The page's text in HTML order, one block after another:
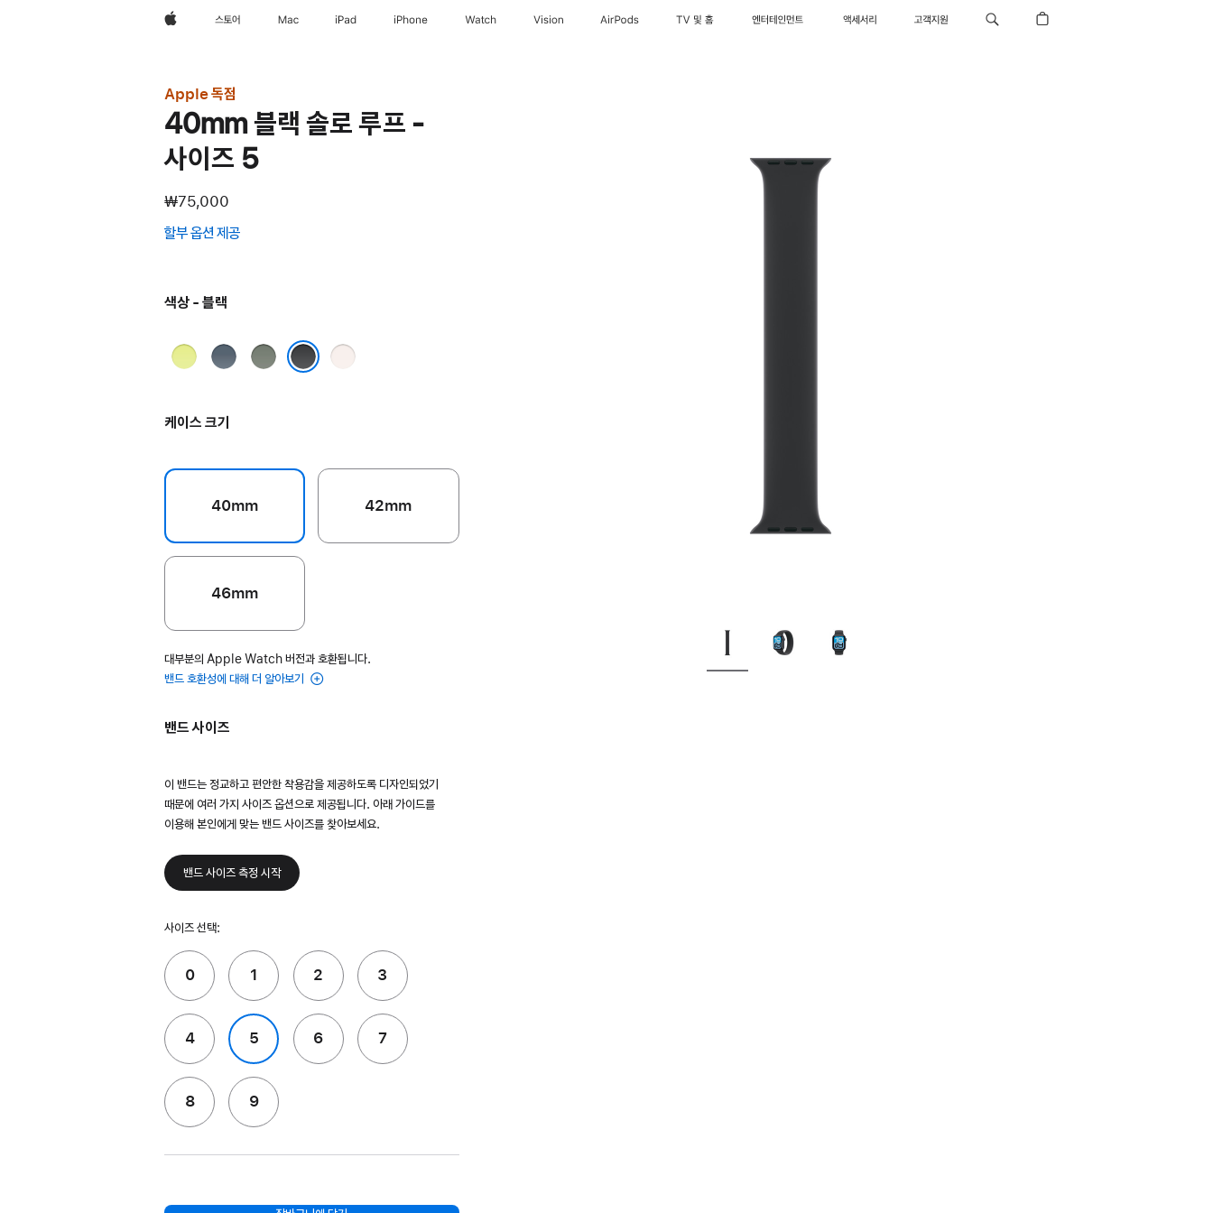
Apple스토어 Mac iPad iPhone Watch Vision AirPods TV 및 홈 엔터테인먼트 액세서리 고객지원
Apple 독점
40mm 블랙 솔로 루프 -
사이즈 5
₩75,000
할부 옵션 제공
색상 - 블랙
네온
앵커
그린
라이트
케이스 크기
40mm 42mm
46mm
대부분의 Apple Watch 버전과 호환됩니다.
밴드 호환성에 대해 더 알아보기
밴드 사이즈
이 밴드는 정교하고 편안한 착용감을 제공하도록 디자인되었기
때문에 여러 가지 사이즈 옵션으로 제공됩니다. 아래 가이드를
이용해 본인에게 맞는 밴드 사이즈를 찾아보세요.
밴드 사이즈 측정 시작
사이즈 선택:
0 1 2 3
4 5 6 7
8 9